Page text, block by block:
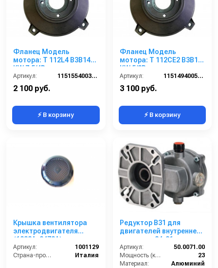
Фланец Модель
мотора: T 112L4 B3B14
KW 7,5/4P
Артикул: 1151554003180
2 100 руб.
⚡ В корзину
Фланец Модель
мотора: T 112CE2 B3B14
KW 5/2P
Артикул: 115149400510E
3 100 руб.
⚡ В корзину
Крышка вентилятора
электродвигателя
(1833А, 2478А)
Артикул:
1001129
Страна-производитель:
Италия
Редуктор B31 для
двигателей внутреннего
сгорания; 24-31 л.с. вал
дв.28,6 мм - 11/8 вал
насоса 24мм
Артикул:
50.0071.00
Мощность (кВт):
23
Материал:
Алюминий